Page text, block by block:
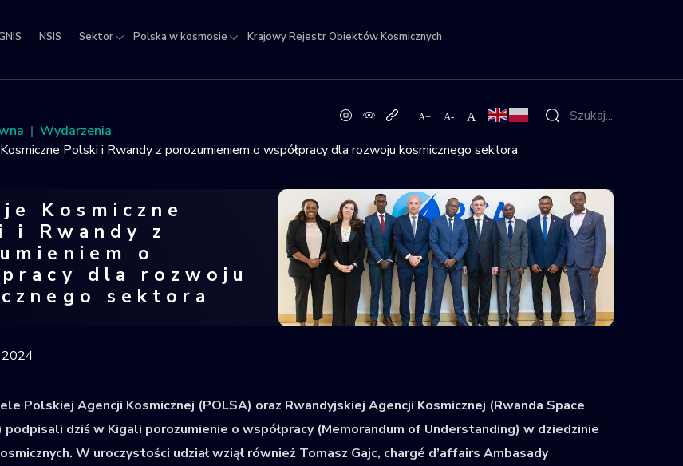
NSIS Sektor Polska w kosmosie Krajowy Rejestr Obiektów Kosmicznych
Wydarzenia
Polski i Rwandy z porozumieniem o współpracy dla rozwoju kosmicznego sektora
Kosmiczne
i Rwandy z
o
dla rozwoju
sektora
Polskiej Agencji Kosmicznej (POLSA) oraz Rwandyjskiej Agencji Kosmicznej (Rwanda Space
podpisali dziś w Kigali porozumienie o współpracy (Memorandum of Understanding) w dziedzinie
W uroczystości udział wziął również Tomasz Gajc, chargé d’affairs Ambasady